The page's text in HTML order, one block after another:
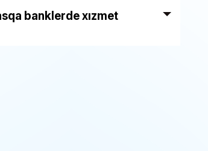
banklerde xızmet